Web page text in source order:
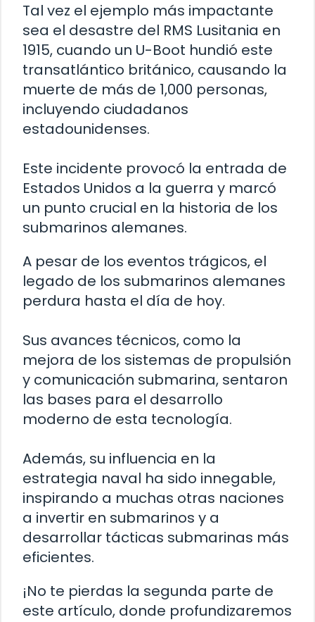
Tal vez el ejemplo más impactante
sea el desastre del RMS Lusitania en
1915, cuando un U-Boot hundió este
transatlántico británico, causando la
muerte de más de 1,000 personas,
incluyendo ciudadanos
estadounidenses.
Este incidente provocó la entrada de
Estados Unidos a la guerra y marcó
un punto crucial en la historia de los
submarinos alemanes.
A pesar de los eventos trágicos, el
legado de los submarinos alemanes
perdura hasta el día de hoy.
Sus avances técnicos, como la
mejora de los sistemas de propulsión
y comunicación submarina, sentaron
las bases para el desarrollo
moderno de esta tecnología.
Además, su influencia en la
estrategia naval ha sido innegable,
inspirando a muchas otras naciones
a invertir en submarinos y a
desarrollar tácticas submarinas más
eficientes.
¡No te pierdas la segunda parte de
este artículo, donde profundizaremos